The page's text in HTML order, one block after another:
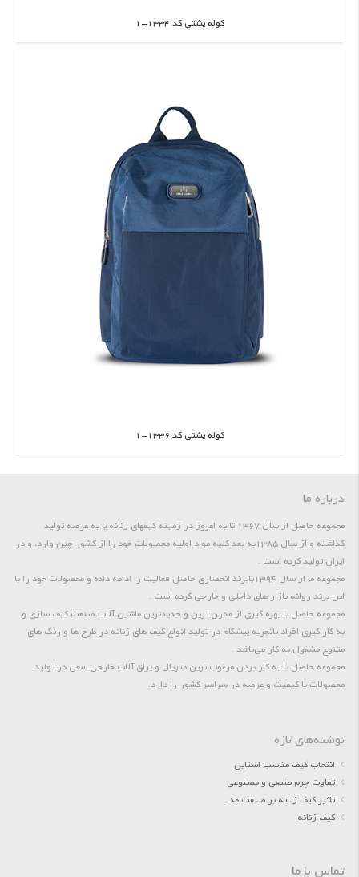
کوله پشتی کد 1334-1
اطلاعات بیشتر
کوله پشتی کد 1336-1
اطلاعات بیشتر
درباره ما
مجموعه حاصل از سال 1367 تا به امروز در زمینه کیفهای زنانه پا به عرصه تولید
گذاشته و از سال 1385به بعد کلیه مواد اولیه محصولات خود را از کشور چین وارد، و در
ایران تولید کرده است .
مجموعه ما از سال 1394بابرند انحصاری حاصل فعالیت را ادامه داده و محصولات خود را با
این برند روانه بازار های داخلی و خارجی کرده است .
مجموعه حاصل با بهره گیری از مدرن ترین و جدیدترین ماشین آلات صنعت کیف سازی و
به کار گیری افراد باتجربه پیشگام در تولید انواع کیف های زنانه در طرح ها و رنگ های
متنوع مشغول به کار می‌باشد .
مجموعه حاصل با به کار بردن مرغوب ترین متریال و یراق آلات خارجی سعی در تولید
محصولات با کیفیت و عرضه در سراسر کشور را دارد.
نوشته‌های تازه
انتخاب کیف مناسب استایل
تفاوت چرم طبیعی و مصنوعی
تاثیر کیف زنانه بر صنعت مد
کیف زنانه
تماس با ما